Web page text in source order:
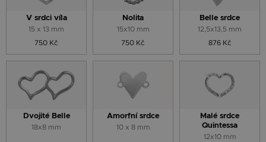
V srdci víla
15 x 13 mm
750 Kč
Nolita
15x10 mm
750 Kč
Belle srdce
12,5x13,5 mm
876 Kč
Dvojité Belle
18x8 mm
Amorfní srdce
10 x 8 mm
Malé srdce
Quintessa
12x10 mm